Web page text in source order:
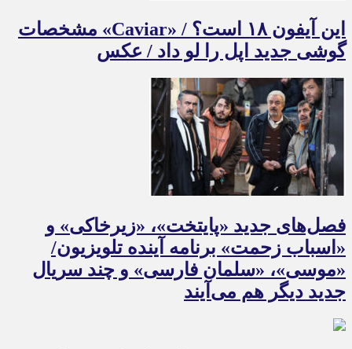
این آیفون ۱۸ است؟ / «Caviar» مشخصات
گوشی جدید اپل را لو داد / عکس
فصل‌های جدید «پایتخت»، «زیرخاکی» و
«اسباب زحمت» برنامه آینده تلویزیون/
«موسی»، «سلمان فارسی» و چند سریال
جدید دیگر هم می‌آیند